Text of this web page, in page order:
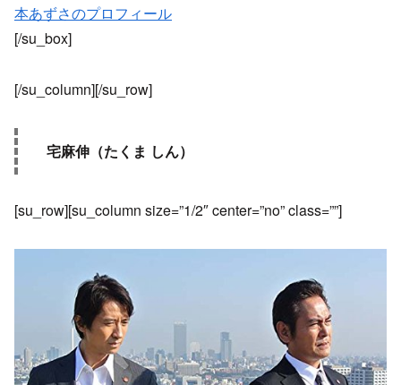
本あずさのプロフィール
[/su_box]
[/su_column][/su_row]
宅麻伸（たくま しん）
[su_row][su_column size=”1/2″ center=”no” class=””]